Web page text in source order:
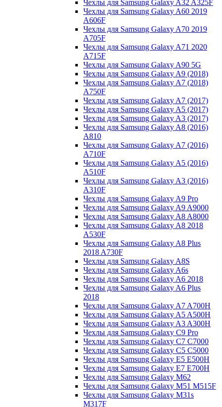
Чехлы для Samsung Galaxy A32 A325F
Чехлы для Samsung Galaxy A60 2019
A606F
Чехлы для Samsung Galaxy A70 2019
A705F
Чехлы для Samsung Galaxy A71 2020
A715F
Чехлы для Samsung Galaxy A90 5G
Чехлы для Samsung Galaxy A9 (2018)
Чехлы для Samsung Galaxy A7 (2018)
A750F
Чехлы для Samsung Galaxy A7 (2017)
Чехлы для Samsung Galaxy A5 (2017)
Чехлы для Samsung Galaxy A3 (2017)
Чехлы для Samsung Galaxy A8 (2016)
A810
Чехлы для Samsung Galaxy A7 (2016)
A710F
Чехлы для Samsung Galaxy A5 (2016)
A510F
Чехлы для Samsung Galaxy A3 (2016)
A310F
Чехлы для Samsung Galaxy A9 Pro
Чехлы для Samsung Galaxy A9 A9000
Чехлы для Samsung Galaxy A8 A8000
Чехлы для Samsung Galaxy A8 2018
A530F
Чехлы для Samsung Galaxy A8 Plus
2018 A730F
Чехлы для Samsung Galaxy A8S
Чехлы для Samsung Galaxy A6s
Чехлы для Samsung Galaxy A6 2018
Чехлы для Samsung Galaxy A6 Plus
2018
Чехлы для Samsung Galaxy A7 A700H
Чехлы для Samsung Galaxy A5 A500H
Чехлы для Samsung Galaxy A3 A300H
Чехлы для Samsung Galaxy C9 Pro
Чехлы для Samsung Galaxy C7 C7000
Чехлы для Samsung Galaxy C5 C5000
Чехлы для Samsung Galaxy E5 E500H
Чехлы для Samsung Galaxy E7 E700H
Чехлы для Samsung Galaxy M62
Чехлы для Samsung Galaxy M51 M515F
Чехлы для Samsung Galaxy M31s
M317F